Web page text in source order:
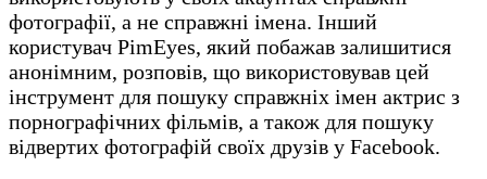
фотографії, а не справжні імена. Інший
користувач PimEyes, який побажав залишитися
анонімним, розповів, що використовував цей
інструмент для пошуку справжніх імен актрис з
порнографічних фільмів, а також для пошуку
відвертих фотографій своїх друзів у Facebook.